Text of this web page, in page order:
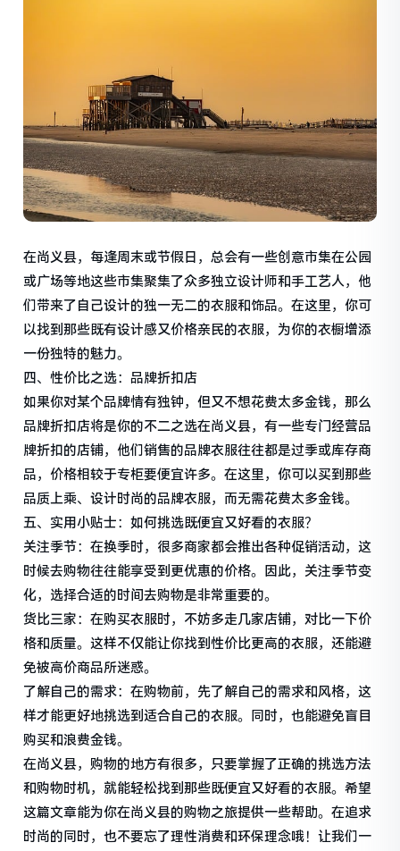
在尚义县，每逢周末或节假日，总会有一些创意市集在公园
或广场等地这些市集聚集了众多独立设计师和手工艺人，他
们带来了自己设计的独一无二的衣服和饰品。在这里，你可
以找到那些既有设计感又价格亲民的衣服，为你的衣橱增添
一份独特的魅力。
四、性价比之选：品牌折扣店
如果你对某个品牌情有独钟，但又不想花费太多金钱，那么
品牌折扣店将是你的不二之选在尚义县，有一些专门经营品
牌折扣的店铺，他们销售的品牌衣服往往都是过季或库存商
品，价格相较于专柜要便宜许多。在这里，你可以买到那些
品质上乘、设计时尚的品牌衣服，而无需花费太多金钱。
五、实用小贴士：如何挑选既便宜又好看的衣服？
关注季节：在换季时，很多商家都会推出各种促销活动，这
时候去购物往往能享受到更优惠的价格。因此，关注季节变
化，选择合适的时间去购物是非常重要的。
货比三家：在购买衣服时，不妨多走几家店铺，对比一下价
格和质量。这样不仅能让你找到性价比更高的衣服，还能避
免被高价商品所迷惑。
了解自己的需求：在购物前，先了解自己的需求和风格，这
样才能更好地挑选到适合自己的衣服。同时，也能避免盲目
购买和浪费金钱。
在尚义县，购物的地方有很多，只要掌握了正确的挑选方法
和购物时机，就能轻松找到那些既便宜又好看的衣服。希望
这篇文章能为你在尚义县的购物之旅提供一些帮助。在追求
时尚的同时，也不要忘了理性消费和环保理念哦！让我们一